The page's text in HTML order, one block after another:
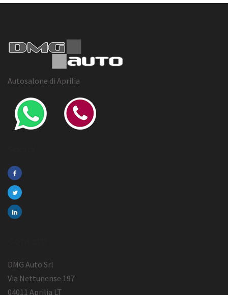
Autosalone di Aprilia
DMG Auto Srl
Via Nettunense 197
04011 Aprilia LT